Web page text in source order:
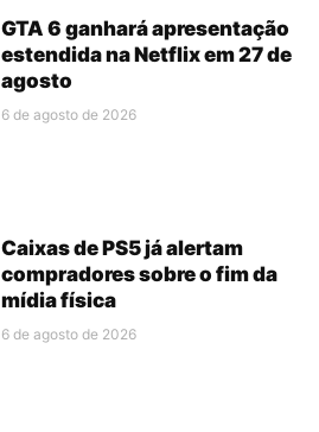
GTA 6 ganhará apresentação
estendida na Netflix em 27 de
agosto
6 de agosto de 2026
Caixas de PS5 já alertam
compradores sobre o fim da
mídia física
6 de agosto de 2026